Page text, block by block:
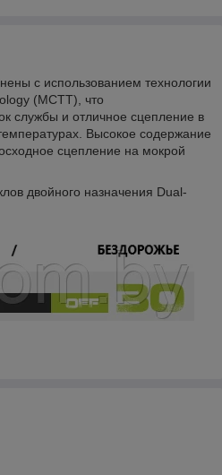
с использованием технологии
(MCTT), что
службы и отличное сцепление в
Высокое содержание
сцепление на мокрой
двойного назначения Dual-